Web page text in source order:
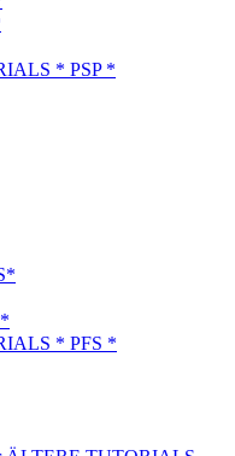
* PSP *
* PFS *